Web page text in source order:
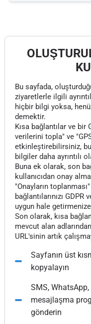
Bu sayfada,
ziyaretlerle ilgili
hiçbir bilgi yoksa,
demektir.
Kısa bağlantılar ve bir
verilerini topla" ve
etkinleştirebilirsiniz,
bilgiler daha ayrıntılı
Buna ek olarak, son
kullanıcıdan onay
"Onayların
bağlantılarınızı
uygun hale
Son olarak, kısa
mevcut alan
URL'sinin artık
Sayfanın üst
kopyalayın
SMS,
mesajlaşma
gönderin